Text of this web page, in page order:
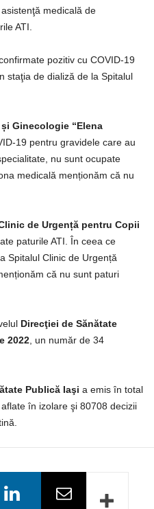
medicală de
ATI.
pozitiv cu COVID-19
staţia de dializă de la Spitalul
Ginecologie “Elena
19 pentru gravidele care au
nu sunt ocupate
medicală menționăm că nu
de Urgență pentru Copii
paturile ATI. În ceea ce
Spitalul Clinic de Urgență
că nu sunt paturi
Direcţiei de Sănătate
2022 , un număr de 34
Publică Iaşi a emis în total
în izolare şi 80708 decizii